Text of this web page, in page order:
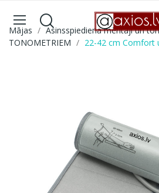
Mājas Asinsspiediena mērītāji un
TONOMETRIEM
22-42 cm Comfort